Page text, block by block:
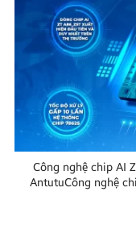
Công nghệ chip AI
AntutuCông nghệ